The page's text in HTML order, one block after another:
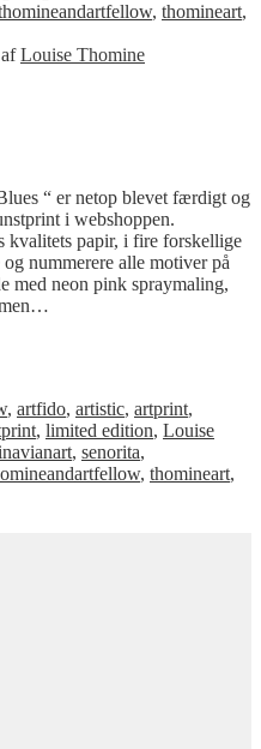
, thomineart,
afLouise Thomine
“ er netop blevet færdigt og
i webshoppen.
kvalitets papir, i fire forskellige
nummerere alle motiver på
med neon pink spraymaling,
men…
, artfido, artistic, artprint,
, limited edition, Louise
, senorita,
, thomineart,